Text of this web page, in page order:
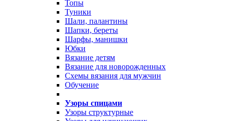
Топы
Туники
Шали, палантины
Шапки, береты
Шарфы, манишки
Юбки
Вязание детям
Вязание для новорожденных
Схемы вязания для мужчин
Обучение
Узоры спицами
Узоры структурные